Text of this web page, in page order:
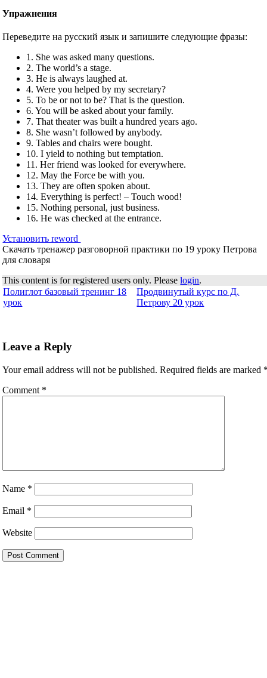
Упражнения
Переведите на русский язык и запишите следующие фразы:
1. She was asked many questions.
2. The world’s a stage.
3. He is always laughed at.
4. Were you helped by my secretary?
5. To be or not to be? That is the question.
6. You will be asked about your family.
7. That theater was built a hundred years ago.
8. She wasn’t followed by anybody.
9. Tables and chairs were bought.
10. I yield to nothing but temptation.
11. Her friend was looked for everywhere.
12. May the Force be with you.
13. They are often spoken about.
14. Everything is perfect! – Touch wood!
15. Nothing personal, just business.
16. He was checked at the entrance.
Установить reword
Скачать тренажер разговорной практики по 19 уроку Петрова
для словаря
This content is for registered users only. Pleaselogin.
Полиглот базовый тренинг 18
урок
Продвинутый курс по Д.
Петрову 20 урок
Leave a Reply
Your email address will not be published. Required fields are marked
Comment *
Name *
Email *
Website